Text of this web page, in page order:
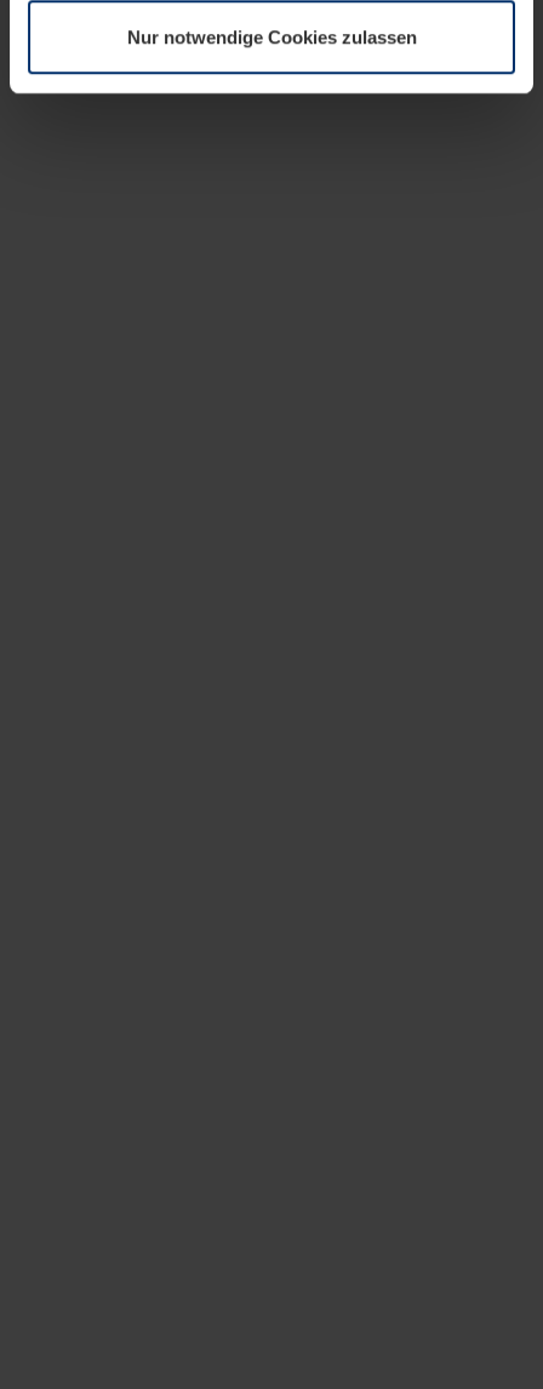
Datenschutzerklärungunserer Website ändern oder
widerrufen.
Nur notwendige Cookies zulassen